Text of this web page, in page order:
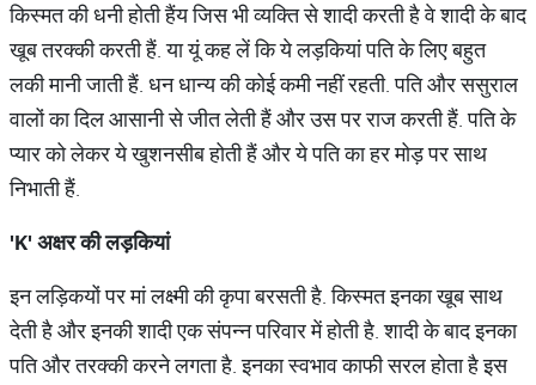
किस्मत की धनी होती हैंय जिस भी व्यक्ति से शादी करती है वे शादी के बाद
खूब तरक्की करती हैं. या यूं कह लें कि ये लड़कियां पति के लिए बहुत
लकी मानी जाती हैं. धन धान्य की कोई कमी नहीं रहती. पति और ससुराल
वालों का दिल आसानी से जीत लेती हैं और उस पर राज करती हैं. पति के
प्यार को लेकर ये खुशनसीब होती हैं और ये पति का हर मोड़ पर साथ
निभाती हैं.
'K'अक्षर की लड़कियां
इन लड़िकयों पर मां लक्ष्मी की कृपा बरसती है. किस्मत इनका खूब साथ
देती है और इनकी शादी एक संपन्न परिवार में होती है. शादी के बाद इनका
पति और तरक्की करने लगता है. इनका स्वभाव काफी सरल होता है इस